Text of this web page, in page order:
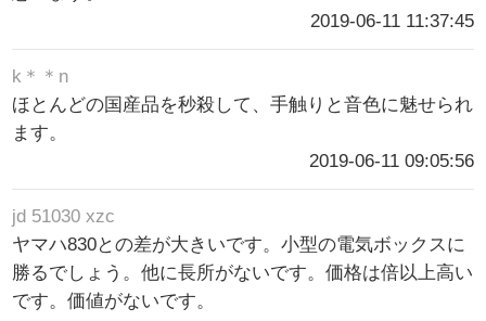
2019-06-11 11:37:45
k＊＊n
ほとんどの国産品を秒殺して、手触りと音色に魅せられ
ます。
2019-06-11 09:05:56
jd 51030 xzc
ヤマハ830との差が大きいです。小型の電気ボックスに
勝るでしょう。他に長所がないです。価格は倍以上高い
です。価値がないです。